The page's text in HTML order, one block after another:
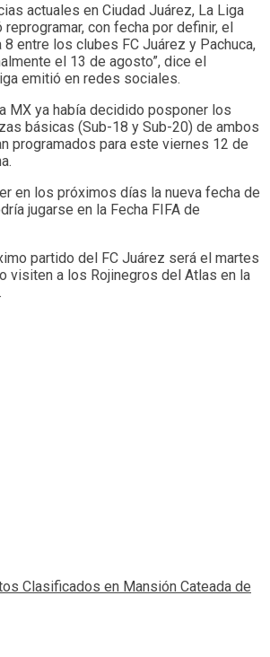
actuales en Ciudad Juárez, La Liga
reprogramar, con fecha por definir, el
8 entre los clubes FC Juárez y Pachuca,
el 13 de agosto”, dice el
emitió en redes sociales.
MX ya había decidido posponer los
básicas (Sub-18 y Sub-20) de ambos
programados para este viernes 12 de
en los próximos días la nueva fecha de
jugarse en la Fecha FIFA de
partido del FC Juárez será el martes
visiten a los Rojinegros del Atlas en la
Clasificados en Mansión Cateada de